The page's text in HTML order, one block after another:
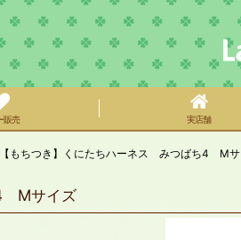
販売 実店舗
【もちつき】くにたちハーネス みつばち4 M
Mサイズ